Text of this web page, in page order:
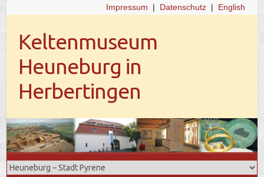
Impressum | Datenschutz| English
Keltenmuseum
Heuneburg in
Herbertingen